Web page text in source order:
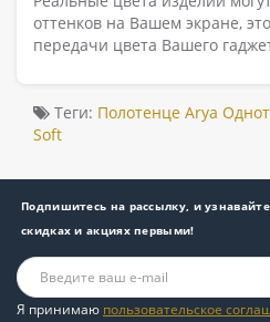
оттенков на Вашем экране,
передачи цвета Вашего
Теги: Полотенце Arya
Soft
Подпишитесь на рассылку, и
скидках и акциях первыми!
Я принимаю пользовательское